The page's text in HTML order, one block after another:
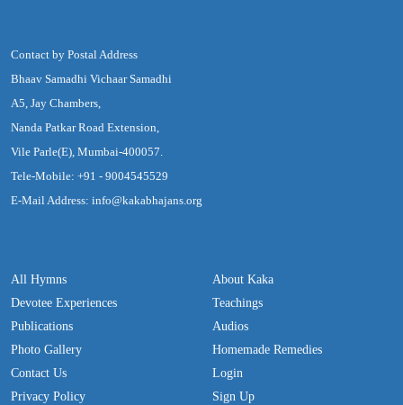
Contact by Postal Address
Bhaav Samadhi Vichaar Samadhi
A5, Jay Chambers,
Nanda Patkar Road Extension,
Vile Parle(E), Mumbai-400057.
Tele-Mobile: +91 - 9004545529
E-Mail Address: info@kakabhajans.org
All Hymns
Devotee Experiences
Publications
Photo Gallery
Contact Us
Privacy Policy
About Kaka
Teachings
Audios
Homemade Remedies
Login
Sign Up